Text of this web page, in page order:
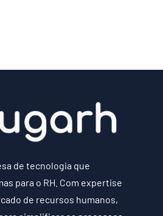
de tecnologia que
para o RH. Com expertise
de recursos humanos,